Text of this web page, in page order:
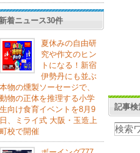
着ニュース30件
夏休みの自由研
究や作文のヒン
トになる！新宿
伊勢丹にも並ぶ
本物の燻製ソーセージで、
動物の正体を推理する小学
生向け食育イベントを8月9
日、ミライ式 大阪・玉造上
町校で開催
記事検